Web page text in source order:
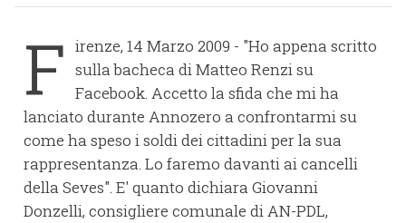
F irenze, 14 Marzo 2009 - "Ho appena scritto
sulla bacheca di Matteo Renzi su
Facebook. Accetto la sfida che mi ha
lanciato durante Annozero a confrontarmi su
come ha speso i soldi dei cittadini per la sua
rappresentanza. Lo faremo davanti ai cancelli
della Seves". E' quanto dichiara Giovanni
Donzelli, consigliere comunale di AN-PDL,